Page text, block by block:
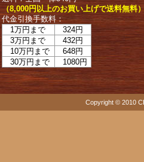
（8,000円以上のお買い上げで送料無料
代金引換手数料：
1万円まで
324円
3万円まで
432円
10万円まで
648円
30万円まで
1080円
Copyright © 2010